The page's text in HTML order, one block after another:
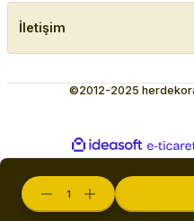
İletişim
©2012-2025
ideasoft